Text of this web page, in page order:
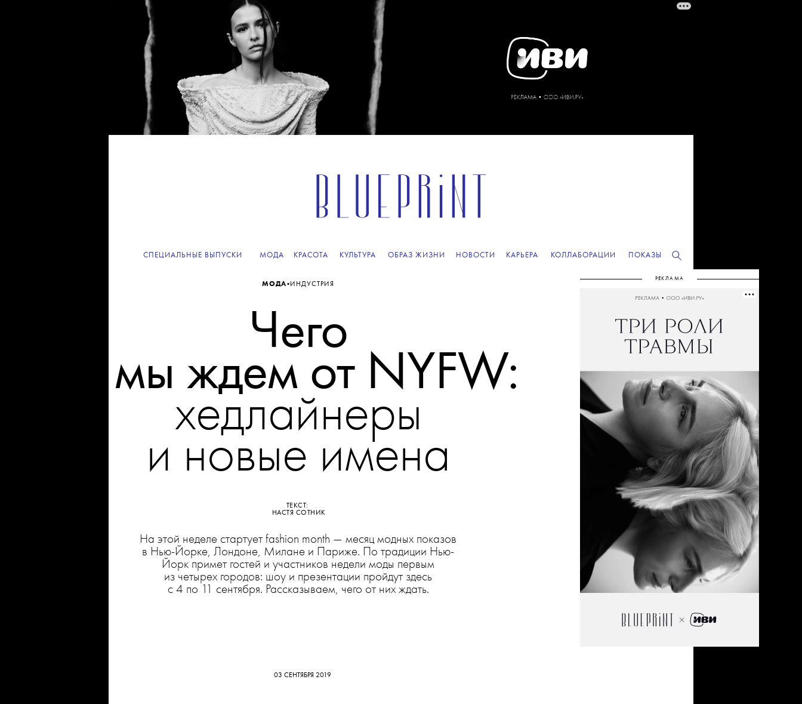
СПЕЦИАЛЬНЫЕ ВЫПУСКИ МОДА КРАСОТА КУЛЬТУРА ОБРАЗ ЖИЗНИ НОВОСТИ КАРЬЕРА КОЛЛАБОРАЦИИ ПОКАЗЫ
РЕКЛАМА
МОДА•ИНДУСТРИЯ
Чего
мы ждем от NYFW:
хедлайнеры
и новые имена
ТЕКСТ:
НАСТЯ СОТНИК
На этой неделе стартует fashion month — месяц модных показов
в Нью-Йорке, Лондоне, Милане и Париже. По традиции Нью-
Йорк примет гостей и участников недели моды первым
из четырех городов: шоу и презентации пройдут здесь
с 4 по 11 сентября. Рассказываем, чего от них ждать.
03 СЕНТЯБРЯ 2019